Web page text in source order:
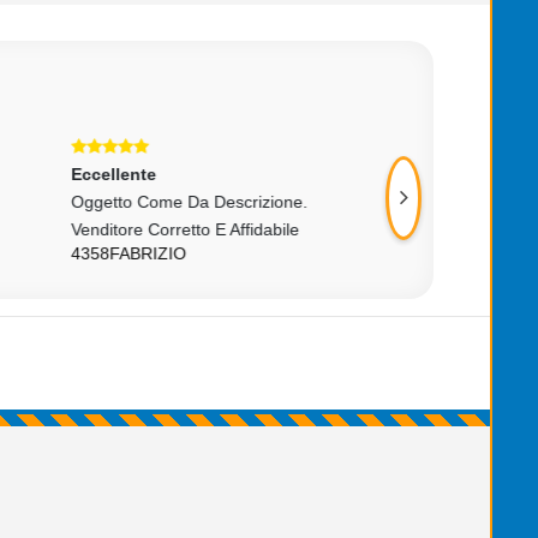
Eccellente
Ottima Batteria..
GLPRO
Eccellente
Tutto Ok
SIMONEC977